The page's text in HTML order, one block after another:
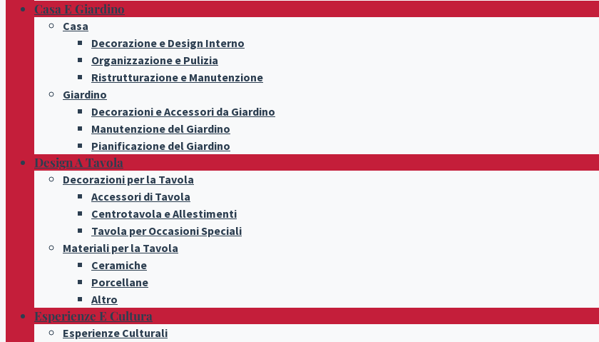
Casa E Giardino
Casa
Decorazione e Design Interno
Organizzazione e Pulizia
Ristrutturazione e Manutenzione
Giardino
Decorazioni e Accessori da Giardino
Manutenzione del Giardino
Pianificazione del Giardino
Design A Tavola
Decorazioni per la Tavola
Accessori di Tavola
Centrotavola e Allestimenti
Tavola per Occasioni Speciali
Materiali per la Tavola
Ceramiche
Porcellane
Altro
Esperienze E Cultura
Esperienze Culturali